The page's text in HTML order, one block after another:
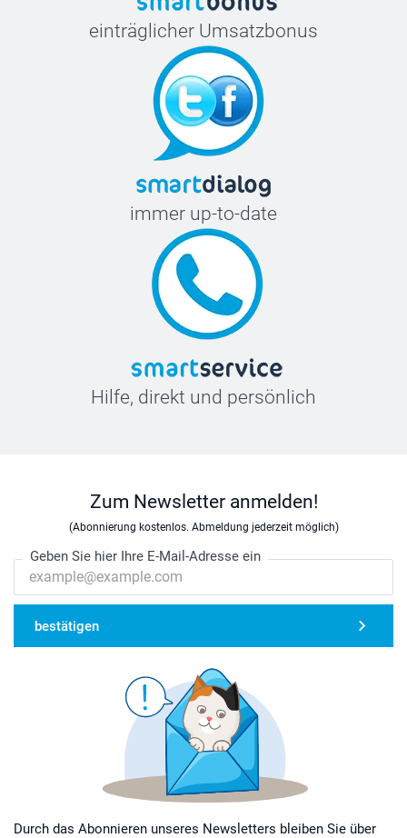
20 cm
einträglicher Umsatzbonus
immer up-to-date
Hilfe, direkt und persönlich
Zum Newsletter anmelden!
(Abonnierung kostenlos. Abmeldung jederzeit möglich)
Geben Sie hier Ihre E-Mail-Adresse ein
bestätigen
Durch das Abonnieren unseres Newsletters bleiben Sie über